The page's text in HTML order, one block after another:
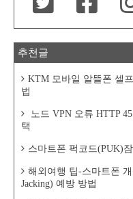
추천글
KTM 모바일 알뜰폰 셀
법
노드 VPN 오류 HTTP
택
스마트폰 퍽코드(PUK)
해외여행 팁-스마트폰
Jacking) 예방 방법